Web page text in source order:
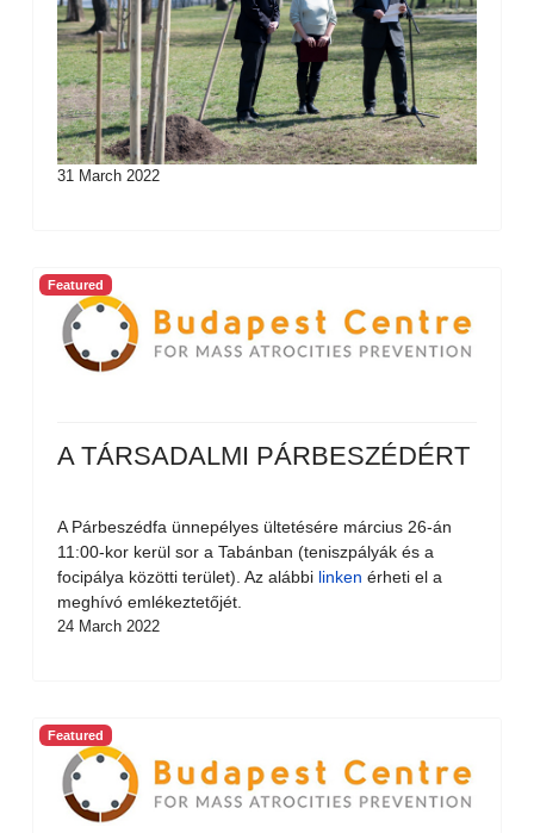
31 March 2022
Featured
A TÁRSADALMI PÁRBESZÉDÉRT
A Párbeszédfa ünnepélyes ültetésére március 26-án
11:00-kor kerül sor a Tabánban (teniszpályák és a
focipálya közötti terület). Az alábbi linken érheti el a
meghívó emlékeztetőjét.
24 March 2022
Featured